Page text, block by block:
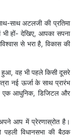
साथ अटलजी की प्रतिमा
हों- देखिए, आपका सपना
से भरा है, विकास की
हुआ, वह भी पहले किसी दूसरे
नई ऊर्जा के साथ प्रारंभ
एक आधुनिक, डिजिटल और
अपने आप में प्रेरणास्रोत है।
विधानसभा की बैठक